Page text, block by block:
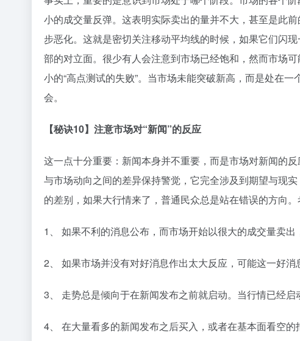
小的成交量反弹。这表明实际卖出的量并不大，甚至是此
步恶化。这就是密切关注移动平均线的时候，如果它们闪
部的对立面。很少有人会注意到市场已经饱和，然而市场
小的“高点测试的失败”。当市场未能突破新高，而是处在
会。
【秘诀10】注意市场对“新闻”的反应
这一点十分重要：新闻本身并不重要，而是市场对新闻的
与市场动向之间的差异保持警觉，它完全涉及到期望与现
的差别，如果大行情来了，普通民众总是站在错误的方向
1、 如果不利的消息公布，而市场开始以很大的成交量卖出
2、 如果市场并没有对好消息作出太大反应，可能这一好消
3、 走势总是倾向于在新闻发布之前就启动。当行情已经启
4、 在大量看多的新闻发布之后买入，或者在基本面看空